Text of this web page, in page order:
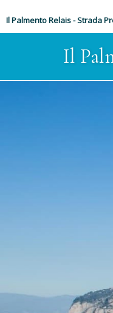
Il Palmento Relais - Strada
Il